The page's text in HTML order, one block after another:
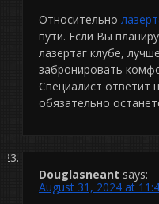
Относительно
пути. Если Вы
лазертаг клубе,
забронировать
Специалист ответит
обязательно
Douglasneant says:
August 31, 2024 at